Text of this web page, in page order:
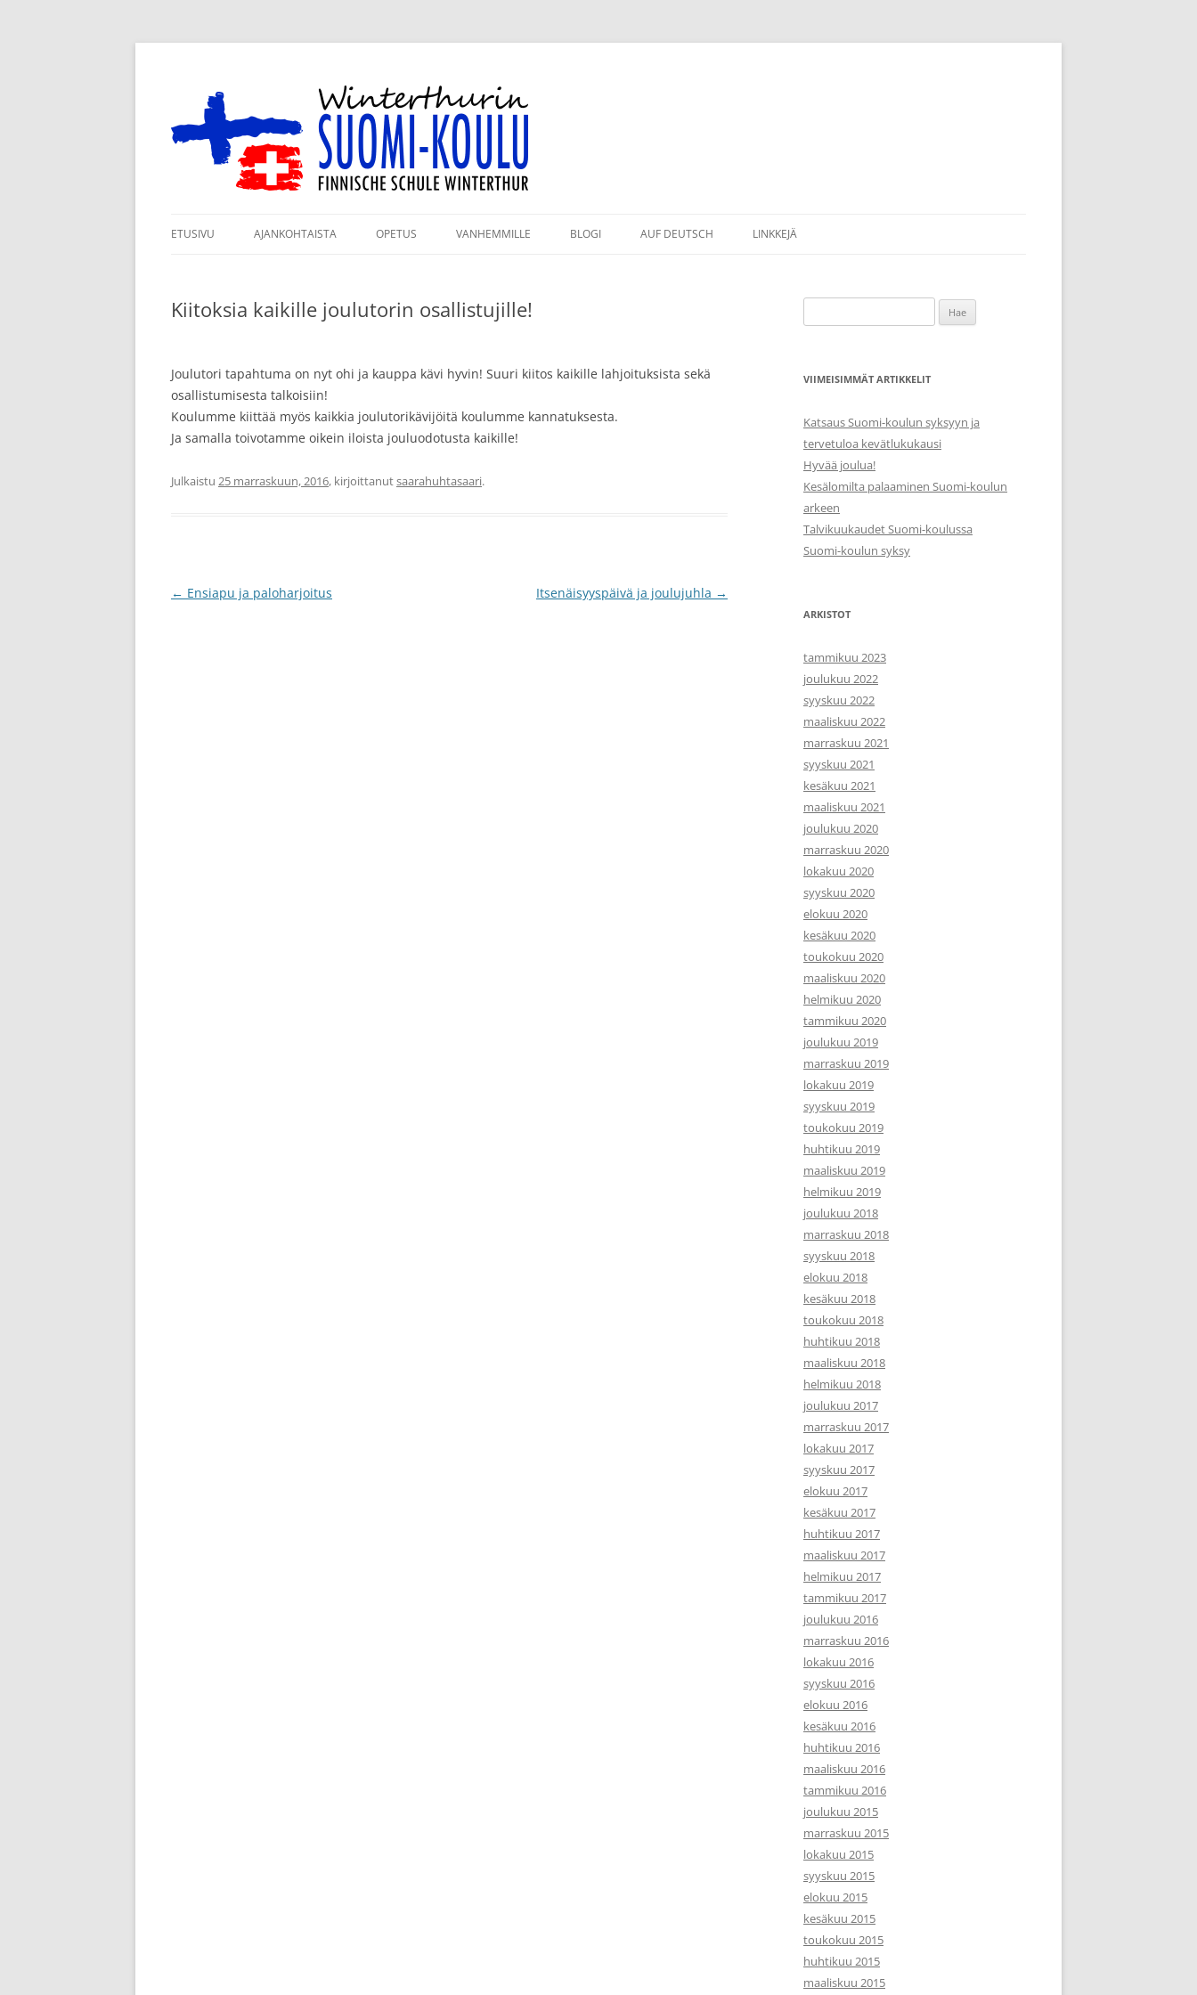
Siirry
ETUSIVU AJANKOHTAISTA OPETUS
KOULUPÄIVÄT 2026–2027
JÄRJESTYSSÄÄNNÖT
VANHEMMILLE
KIRJASTO
KULKUYHTEYDET JA PYSÄKÖINTI
BLOGI AUF DEUTSCH LINKKEJÄ
Kiitoksia kaikille joulutorin osallistujille!
Joulutori tapahtuma on nyt ohi ja kauppa kävi hyvin! Suuri kiitos kaikille lahjoituksista sekä
osallistumisesta talkoisiin!
Koulumme kiittää myös kaikkia joulutorikävijöitä koulumme kannatuksesta.
Ja samalla toivotamme oikein iloista jouluodotusta kaikille!
Julkaistu 25 marraskuun, 2016, kirjoittanutsaarahuhtasaari.
Artikkelien
← Ensiapu ja paloharjoitus Itsenäisyyspäivä ja joulujuhla →
VIIMEISIMMÄT ARTIKKELIT
Katsaus Suomi-koulun syksyyn ja
tervetuloa kevätlukukausi
Hyvää joulua!
Kesälomilta palaaminen Suomi-koulun
arkeen
Talvikuukaudet Suomi-koulussa
Suomi-koulun syksy
ARKISTOT
tammikuu 2023
joulukuu 2022
syyskuu 2022
maaliskuu 2022
marraskuu 2021
syyskuu 2021
kesäkuu 2021
maaliskuu 2021
joulukuu 2020
marraskuu 2020
lokakuu 2020
syyskuu 2020
elokuu 2020
kesäkuu 2020
toukokuu 2020
maaliskuu 2020
helmikuu 2020
tammikuu 2020
joulukuu 2019
marraskuu 2019
lokakuu 2019
syyskuu 2019
toukokuu 2019
huhtikuu 2019
maaliskuu 2019
helmikuu 2019
joulukuu 2018
marraskuu 2018
syyskuu 2018
elokuu 2018
kesäkuu 2018
toukokuu 2018
huhtikuu 2018
maaliskuu 2018
helmikuu 2018
joulukuu 2017
marraskuu 2017
lokakuu 2017
syyskuu 2017
elokuu 2017
kesäkuu 2017
huhtikuu 2017
maaliskuu 2017
helmikuu 2017
tammikuu 2017
joulukuu 2016
marraskuu 2016
lokakuu 2016
syyskuu 2016
elokuu 2016
kesäkuu 2016
huhtikuu 2016
maaliskuu 2016
tammikuu 2016
joulukuu 2015
marraskuu 2015
lokakuu 2015
syyskuu 2015
elokuu 2015
kesäkuu 2015
toukokuu 2015
huhtikuu 2015
maaliskuu 2015